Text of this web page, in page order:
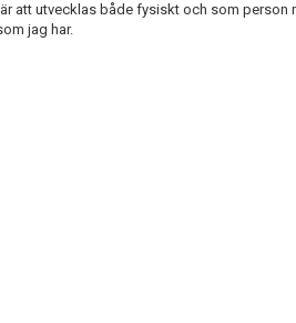
att utvecklas både fysiskt och som person
jag har.